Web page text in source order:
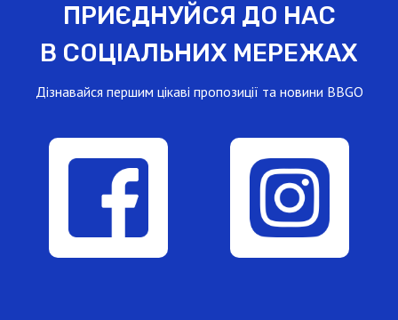
ПРИЄДНУЙСЯ ДО НАС
В СОЦІАЛЬНИХ МЕРЕЖАХ
Дізнавайся першим цікаві пропозиції та новини BBGO